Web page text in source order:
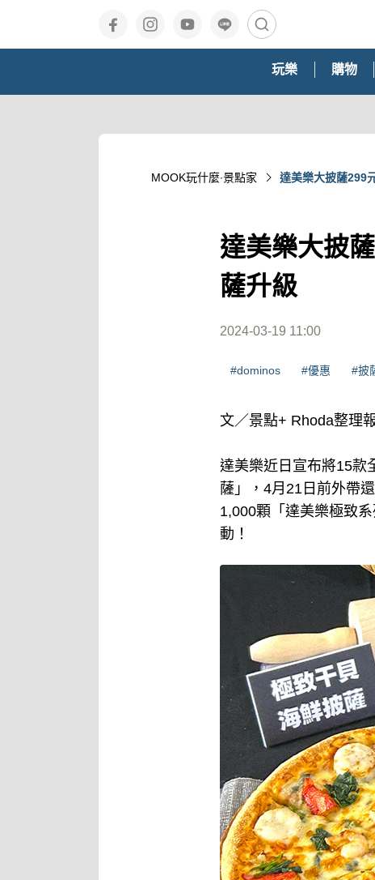
玩樂 購物
MOOK玩什麼‧景點家 達美樂大披薩299
達美樂大披
薩升級
2024-03-19 11:00
#dominos #優惠 #披
文／景點+ Rhoda整理
達美樂近日宣布將15款
薩」，4月21日前外帶
1,000顆「達美樂極致
動！